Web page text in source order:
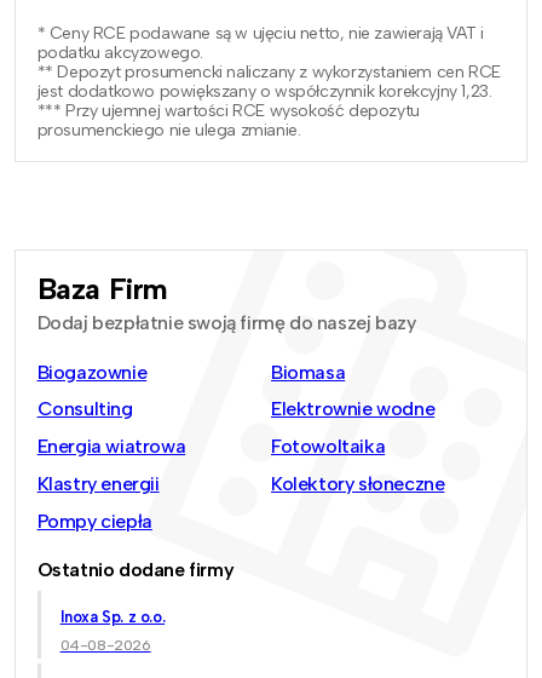
* Ceny RCE podawane są w ujęciu netto, nie zawierają VAT i
podatku akcyzowego.
** Depozyt prosumencki naliczany z wykorzystaniem cen RCE
jest dodatkowo powiększany o współczynnik korekcyjny 1,23.
*** Przy ujemnej wartości RCE wysokość depozytu
prosumenckiego nie ulega zmianie.
Baza Firm
Dodaj bezpłatnie swoją firmę do naszej bazy
Biogazownie
Biomasa
Consulting
Elektrownie wodne
Energia wiatrowa
Fotowoltaika
Klastry energii
Kolektory słoneczne
Pompy ciepła
Ostatnio dodane firmy
Inoxa Sp. z o.o.
04-08-2026